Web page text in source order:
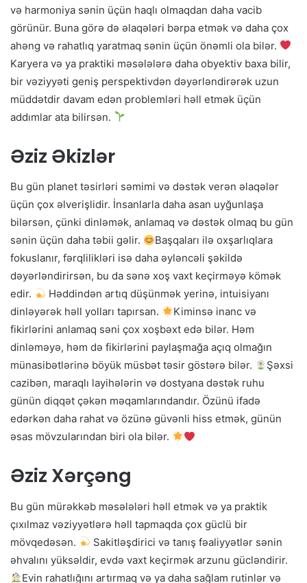
və harmoniya sənin üçün haqlı olmaqdan daha vacib
görünür. Buna görə də əlaqələri bərpa etmək və daha çox
ahəng və rahatlıq yaratmaq sənin üçün önəmli ola bilər.
Karyera və ya praktiki məsələlərə daha obyektiv baxa bilir,
bir vəziyyəti geniş perspektivdən dəyərləndirərək uzun
müddətdir davam edən problemləri həll etmək üçün
addımlar ata bilirsən.
Əziz Əkizlər
Bu gün planet təsirləri səmimi və dəstək verən əlaqələr
üçün çox əlverişlidir. İnsanlarla daha asan uyğunlaşa
bilərsən, çünki dinləmək, anlamaq və dəstək olmaq bu gün
sənin üçün daha təbii gəlir.
Başqaları ilə oxşarlıqlara
fokuslanır, fərqlilikləri isə daha əyləncəli şəkildə
dəyərləndirirsən, bu da sənə xoş vaxt keçirməyə kömək
edir.
Həddindən artıq düşünmək yerinə, intuisiyanı
dinləyərək həll yolları tapırsan.
Kiminsə inanc və
fikirlərini anlamaq səni çox xoşbəxt edə bilər. Həm
dinləməyə, həm də fikirlərini paylaşmağa açıq olmağın
münasibətlərinə böyük müsbət təsir göstərə bilər.
Şəxsi
cazibən, maraqlı layihələrin və dostyana dəstək ruhu
günün diqqət çəkən məqamlarındandır. Özünü ifadə
edərkən daha rahat və özünə güvənli hiss etmək, günün
əsas mövzularından biri ola bilər.
Əziz Xərçəng
Bu gün mürəkkəb məsələləri həll etmək və ya praktik
çıxılmaz vəziyyətlərə həll tapmaqda çox güclü bir
mövqedəsən.
Sakitləşdirici və tanış fəaliyyətlər sənin
əhvalını yüksəldir, evdə vaxt keçirmək arzunu gücləndirir.
Evin rahatlığını artırmaq və ya daha sağlam rutinlər və